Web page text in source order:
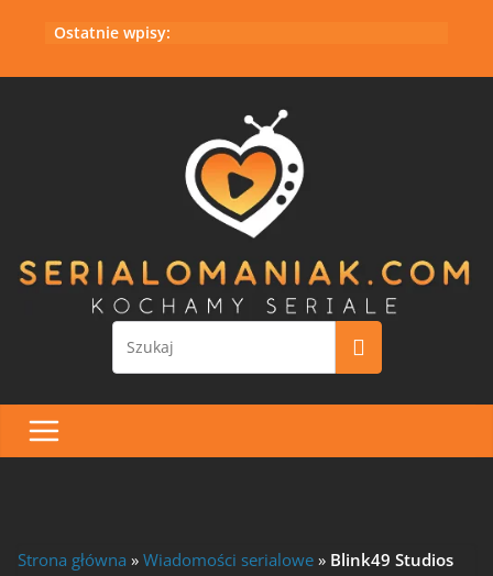
Ostatnie wpisy:
Strona główna » Wiadomości serialowe » Blink49 Studios